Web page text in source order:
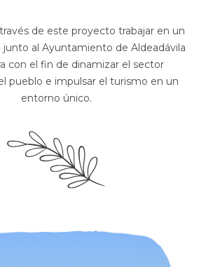
de este proyecto trabajar en un
al Ayuntamiento de Aldeadávila
con el fin de dinamizar el sector
pueblo e impulsar el turismo en un
entorno único.